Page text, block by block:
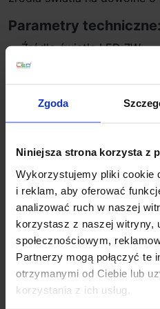
Zgoda
Niniejsza strona korzysta z
Wykorzystujemy pliki cookie
i reklam, aby oferować
analizować ruch w naszej
korzystasz z naszej witryny,
społecznościowym,
Partnerzy mogą połączyć te
otrzymanymi od Ciebie lub
korzystania z ich usług.
Parametry techniczne:
Źródło światła LED 7W
Strumień świetlny 520lm
Oddawanie barw Ra>80
Zasilanie 230V
Klasa szczelności IP44
Czujnik z zasięgiem do
Ustawienie zmierzchu 2 -
Ustawienie czasu 8 s - 35
Gwarancja 3 lata
Producent STEINEL
Informacje
możliwość wymiany